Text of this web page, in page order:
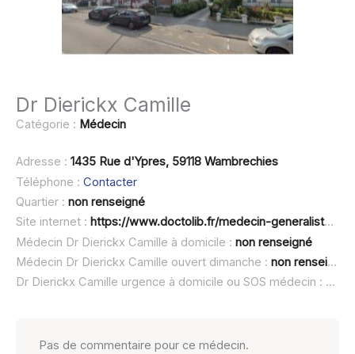
Dr Dierickx Camille
Catégorie : Médecin
Adresse : 1435 Rue d'Ypres, 59118 Wambrechies
Téléphone : Contacter
Quartier : non renseigné
Site internet : https://www.doctolib.fr/medecin-generaliste/wambrechies/camille-dierickx
Médecin Dr Dierickx Camille à domicile : non renseigné
Médecin Dr Dierickx Camille ouvert dimanche : non renseigné
Dr Dierickx Camille urgence à domicile ou SOS médecin :
non
Pas de commentaire pour ce médecin.